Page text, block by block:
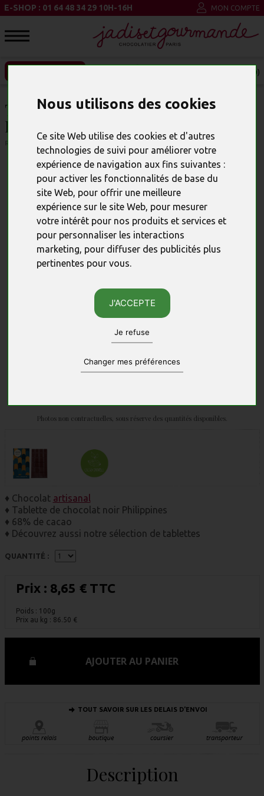
Nous utilisons des cookies
Ce site Web utilise des cookies et d'autres
technologies de suivi pour améliorer votre
expérience de navigation aux fins suivantes :
pour activer les fonctionnalités de base du
site Web, pour offrir une meilleure
expérience sur le site Web, pour mesurer
votre intérêt pour nos produits et services et
pour personnaliser les interactions
marketing, pour diffuser des publicités plus
pertinentes pour vous.
J'ACCEPTE
Je refuse
Changer mes préférences
E-SHOP : 01 64 48 34 29 10H-16H MON COMPTE
MON PANIER (0)
TABLETTE DE CHOCOLAT NOIR
PHILIPPINES
Photos non contractuelles, sous réserve des quantités disponibles.
♦ Chocolat artisanal
♦ Tablette de chocolat noir Philippines
♦ 68% de cacao
♦ Découvrez aussi notre sélection de tablettes
QUANTITÉ :
Prix : 8,65 € TTC
Poids : 100g
Prix au kg : 86.50 €
AJOUTER AU PANIER
TOUT SAVOIR SUR LES DELAIS D'ENVOI
Description